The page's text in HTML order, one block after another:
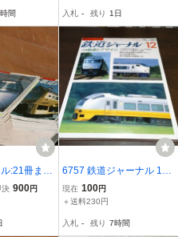
間
り 状態のいい順に並べ
入札 - 残り 1日
:21冊まと
1985～20
品 検) 8
決 900円
6757 鉄道ジャーナル 199
8年12月号 特集 鉄道とデ
ザイン
現在 100円
＋送料230円
入札 - 残り 7時間